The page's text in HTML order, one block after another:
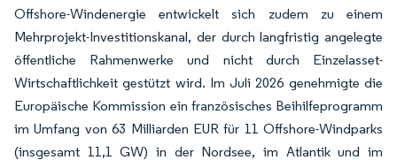
Offshore-Windenergie entwickelt sich zudem zu einem
Mehrprojekt-Investitionskanal, der durch langfristig angelegte
öffentliche Rahmenwerke und nicht durch Einzelasset-
Wirtschaftlichkeit gestützt wird. Im Juli 2026 genehmigte die
Europäische Kommission ein französisches Beihilfeprogramm
im Umfang von 63 Milliarden EUR für 11 Offshore-Windparks
(insgesamt 11,1 GW) in der Nordsee, im Atlantik und im